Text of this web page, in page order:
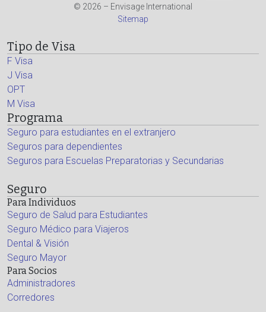
© 2026 – Envisage International
Sitemap
Tipo de Visa
F Visa
J Visa
OPT
M Visa
Programa
Seguro para estudiantes en el extranjero
Seguros para dependientes
Seguros para Escuelas Preparatorias y Secundarias
Seguro
Para Individuos
Seguro de Salud para Estudiantes
Seguro Médico para Viajeros
Dental & Visión
Seguro Mayor
Para Socios
Administradores
Corredores